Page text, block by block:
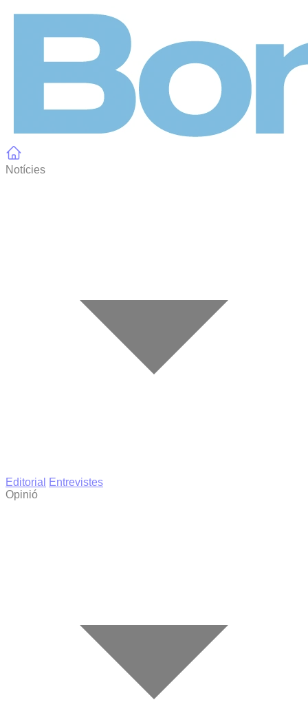
Notícies
Editorial
Entrevistes
Opinió